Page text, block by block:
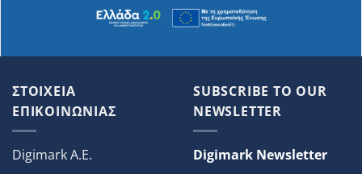
ΣΤΟΙΧΕΙΑ
ΕΠΙΚΟΙΝΩΝΙΑΣ
Digimark A.E.
SUBSCRIBE TO OUR
NEWSLETTER
Digimark Newsletter